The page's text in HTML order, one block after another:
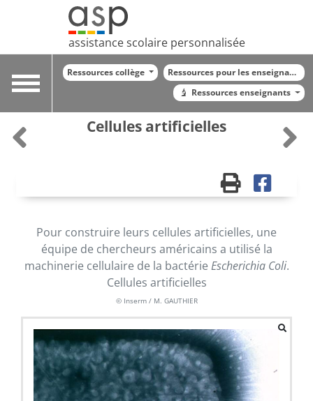
assistance scolaire personnalisée
Toggle
Ressources collège
Ressources pour les enseignants
Ressources enseignants
Cellules artificielles
Pour construire leurs cellules artificielles, une
équipe de chercheurs américains a utilisé la
machinerie cellulaire de la bactérie Escherichia Coli.
Cellules artificielles
© Inserm / M. GAUTHIER